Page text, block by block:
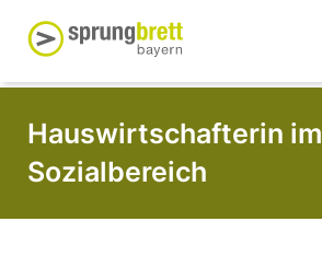
Hauswirtschafterin im
Sozialbereich